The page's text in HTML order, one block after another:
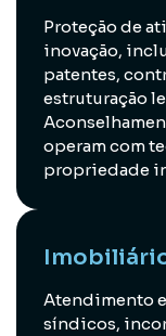
Proteção de
inovação,
patentes,
estruturação
operam com
propriedade
Atendimento
síndicos,